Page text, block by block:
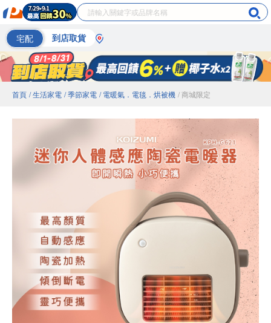
宅配 到店取貨
首頁 / 生活家電 / 季節家電 / 電暖氣．電毯．烘被機 / 商城限定